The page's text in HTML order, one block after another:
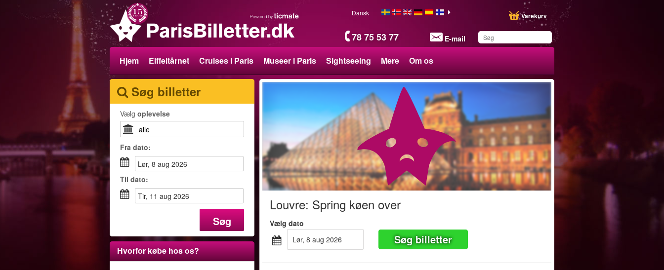
78 75 53 77 E-mail
Varekurv
Dansk
Hjem Eiffeltårnet Cruises i Paris Museer i Paris Sightseeing Mere Om os
Søg billetter
Vælg oplevelse
Fra dato:
lør, 8 aug 2026
Til dato:
tir, 11 aug 2026
Søg
Hvorfor købe hos os?
Louvre: Spring køen over
Vælg dato
lør, 8 aug 2026
Søg billetter